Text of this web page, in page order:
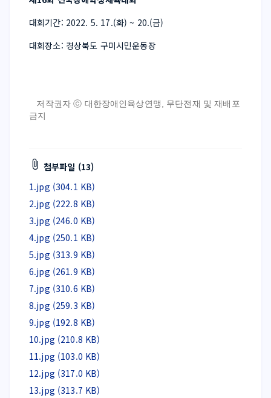
대회기간: 2022. 5. 17.(화) ~ 20.(금)
대회장소: 경상북도 구미시민운동장
저작권자 ⓒ 대한장애인육상연맹, 무단전재 및 재배포
금지
첨부파일 (13)
1.jpg (304.1 KB)
2.jpg (222.8 KB)
3.jpg (246.0 KB)
4.jpg (250.1 KB)
5.jpg (313.9 KB)
6.jpg (261.9 KB)
7.jpg (310.6 KB)
8.jpg (259.3 KB)
9.jpg (192.8 KB)
10.jpg (210.8 KB)
11.jpg (103.0 KB)
12.jpg (317.0 KB)
13.jpg (313.7 KB)